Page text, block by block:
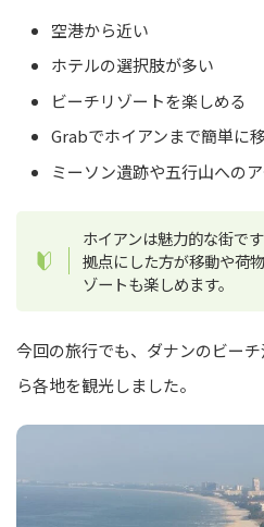
空港から近い
ホテルの選択肢が多い
ビーチリゾートを楽しめる
Grabでホイアンまで簡単に
ミーソン遺跡や五行山への
ホイアンは魅力的な街で
拠点にした方が移動や荷
ゾートも楽しめます。
今回の旅行でも、ダナンのビー
ら各地を観光しました。